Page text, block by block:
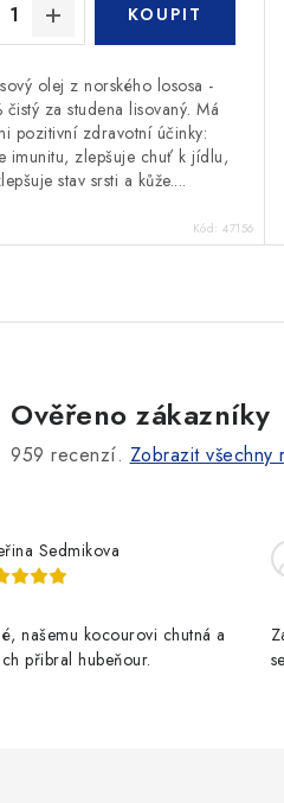
olej z norského lososa -
čistý za studena lisovaný. Má
pozitivní zdravotní účinky:
imunitu, zlepšuje chuť k jídlu,
stav srsti a kůže....
Kód: 47156
Ověřeno zákazníky
959 recenzí. Zobrazit všechny
Sedmikova
našemu kocourovi chutná a
přibral hubeňour.